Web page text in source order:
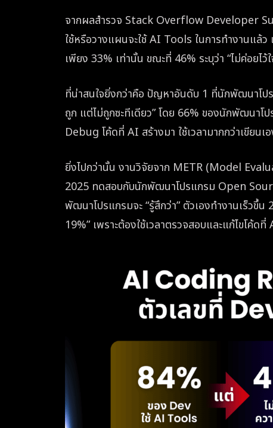
จากผลสำรวจ Stack Overflow Developer
ใช้หรือวางแผนจะใช้ AI Tools ในการทำงานแล้
เพียง 33% เท่านั้น ขณะที่ 46% ระบุว่า “ไม่ค่อยไ
ที่น่าสนใจยิ่งกว่าคือ ปัญหาอันดับ 1 ที่นักพัฒนาโป
ถูก แต่ไม่ถูกซะทีเดียว” โดย 66% ของนักพัฒนาโ
Debug โค้ดที่ AI สร้างมา ใช้เวลามากกว่าเขียนเ
ยิ่งไปกว่านั้น งานวิจัยจาก METR (Model
2025 ทดสอบกับนักพัฒนาโปรแกรม Open
พัฒนาโปรแกรมจะ “รู้สึกว่า” ตัวเองทำงานเร็วขึ้
19%” เพราะต้องใช้เวลาตรวจสอบและแก้ไขโค้ดที่